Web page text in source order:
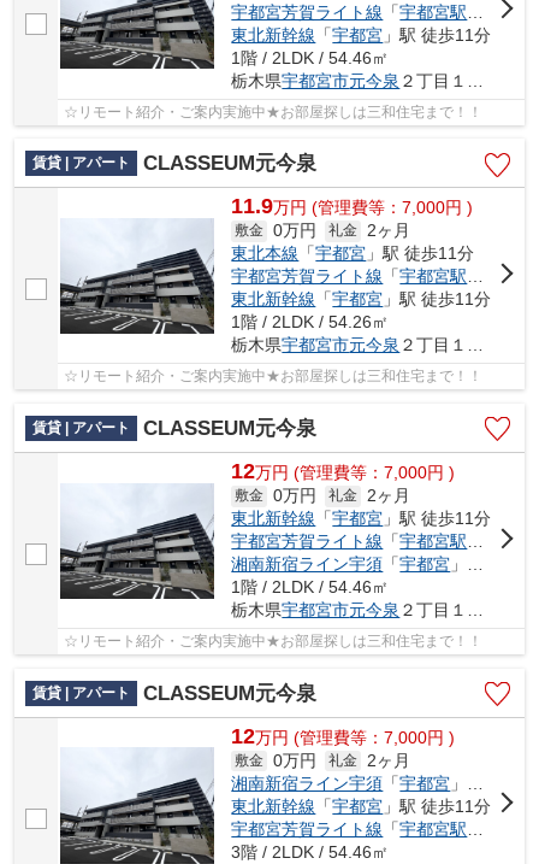
宇都宮芳賀ライト線 「宇都宮駅東口
」駅
東北新幹線 「宇都宮 」駅 徒歩11分
1階 / 2LDK / 54.46㎡
栃木県宇都宮市元今泉 ２丁目１４-８
☆リモート紹介・ご案内実施中★お部屋探しは三和住宅まで！！
賃貸 | アパート CLASSEUM元今泉
11.9万円 (管理費等：7,000円 )
敷金 0万円 礼金 2ヶ月
東北本線 「宇都宮 」駅 徒歩11分
宇都宮芳賀ライト線 「宇都宮駅東口
」駅
東北新幹線 「宇都宮 」駅 徒歩11分
1階 / 2LDK / 54.26㎡
栃木県宇都宮市元今泉 ２丁目１４-８
☆リモート紹介・ご案内実施中★お部屋探しは三和住宅まで！！
賃貸 | アパート CLASSEUM元今泉
12万円 (管理費等：7,000円 )
敷金 0万円 礼金
2ヶ月
東北新幹線 「宇都宮 」駅 徒歩11分
宇都宮芳賀ライト線 「宇都宮駅東口
」
湘南新宿ライン宇須 「宇都宮 」駅 徒歩11分
1階 / 2LDK / 54.46㎡
栃木県宇都宮市元今泉 ２丁目１４-８
☆リモート紹介・ご案内実施中★お部屋探しは三和住宅まで！！
賃貸 | アパート CLASSEUM元今泉
12万円 (管理費等：7,000円 )
敷金 0万円 礼金
2ヶ月
湘南新宿ライン宇須 「宇都宮 」駅 徒歩11分
東北新幹線 「宇都宮 」駅 徒歩11分
宇都宮芳賀ライト線 「宇都宮駅東口
3階 / 2LDK / 54.46㎡